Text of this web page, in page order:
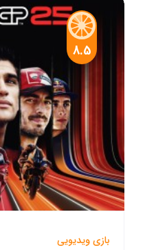
8.5
بازی ویدیویی